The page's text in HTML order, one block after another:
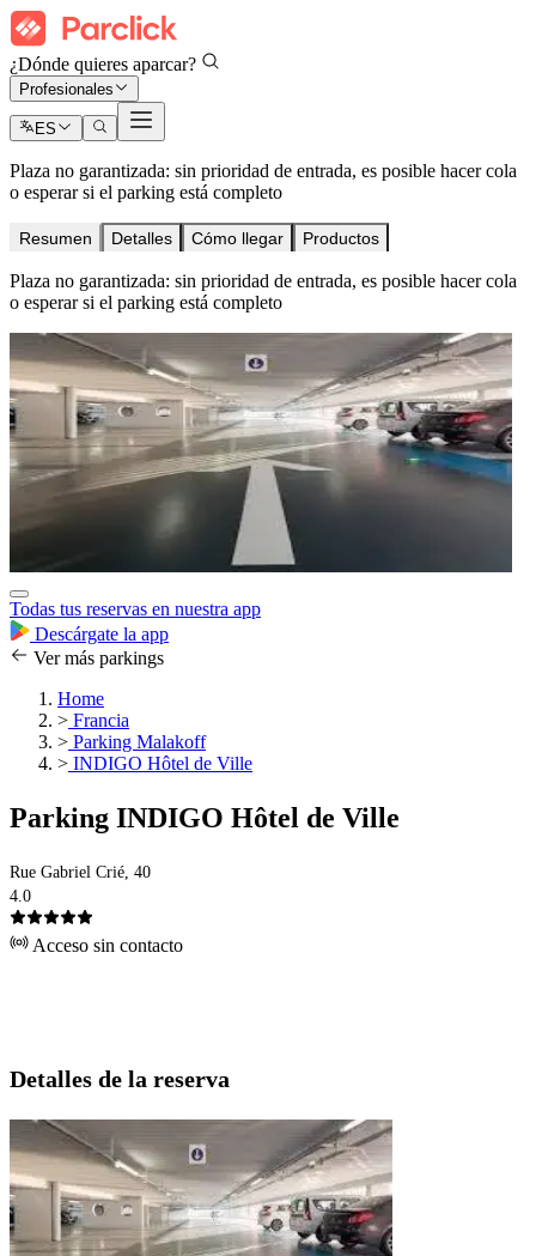
¿Dónde quieres aparcar?
Profesionales
ES
Plaza no garantizada: sin prioridad de entrada, es posible hacer cola
o esperar si el parking está completo
Resumen Detalles Cómo llegar Productos
Plaza no garantizada: sin prioridad de entrada, es posible hacer cola
o esperar si el parking está completo
Todas tus reservas en nuestra app
Descárgate la app
Ver más parkings
Home
> Francia
> Parking Malakoff
> INDIGO Hôtel de Ville
Parking INDIGO Hôtel de Ville
Rue Gabriel Crié, 40
4.0
Acceso sin contacto
Detalles de la reserva